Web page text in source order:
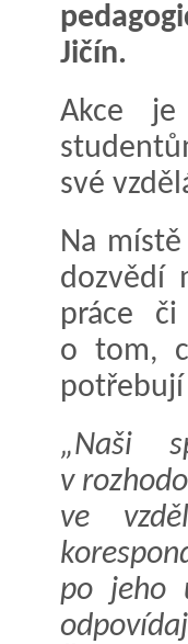
Jičín.
Akce je
své
Na
dozvědí
práce či
o tom,
potřebují
„Naši
v
ve
po jeho